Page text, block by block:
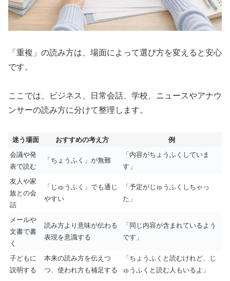
「重複」の読み方は、場面によって選び方を変えると安心
です。
ここでは、ビジネス、日常会話、学校、ニュースやアナウ
ンサーの読み方に分けて整理します。
迷う場面 おすすめの考え方
例
会議や発
表で読む
「ちょうふく」が無難
「内容がちょうふくしていま
す」
友人や家
族との会
話
「じゅうふく」でも通じ
やすい
「予定がじゅうふくしちゃっ
た」
メールや
文書で書
く
読み方より意味が伝わる
表現を意識する
「同じ内容が含まれているよう
です」
子どもに
説明する
本来の読み方を伝えつ
つ、使われ方も補足する
「ちょうふくと読むけれど、じ
ゅうふくと読む人もいるよ」